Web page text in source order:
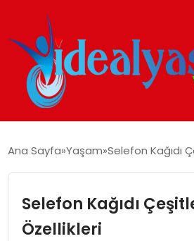
GÜNDEM
EKONOMI
Ana Sayfa Yaşam Selefon Kağıdı
Selefon Kağıdı
Özellikleri